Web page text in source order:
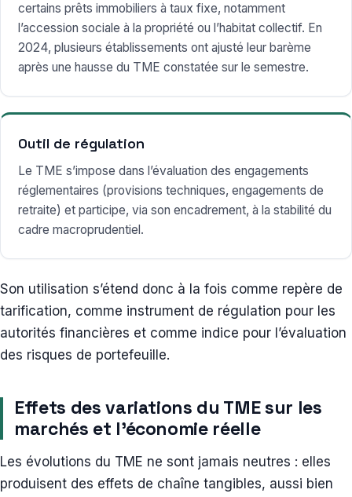
certains prêts immobiliers à taux fixe, notamment
l’accession sociale à la propriété ou l’habitat collectif. En
2024, plusieurs établissements ont ajusté leur barème
après une hausse du TME constatée sur le semestre.
Outil de régulation
Le TME s’impose dans l’évaluation des engagements
réglementaires (provisions techniques, engagements de
retraite) et participe, via son encadrement, à la stabilité du
cadre macroprudentiel.
Son utilisation s’étend donc à la fois comme repère de
tarification, comme instrument de régulation pour les
autorités financières et comme indice pour l’évaluation
des risques de portefeuille.
Effets des variations du TME sur les
marchés et l’économie réelle
Les évolutions du TME ne sont jamais neutres : elles
produisent des effets de chaîne tangibles, aussi bien